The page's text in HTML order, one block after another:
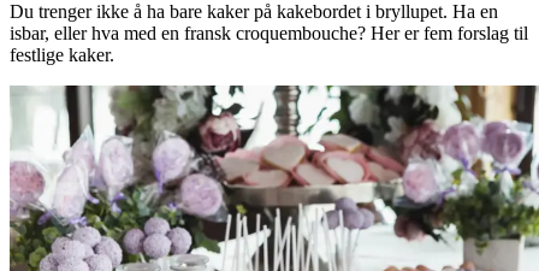
Du trenger ikke å ha bare kaker på kakebordet i bryllupet. Ha en
isbar, eller hva med en fransk croquembouche? Her er fem forslag til
festlige kaker.